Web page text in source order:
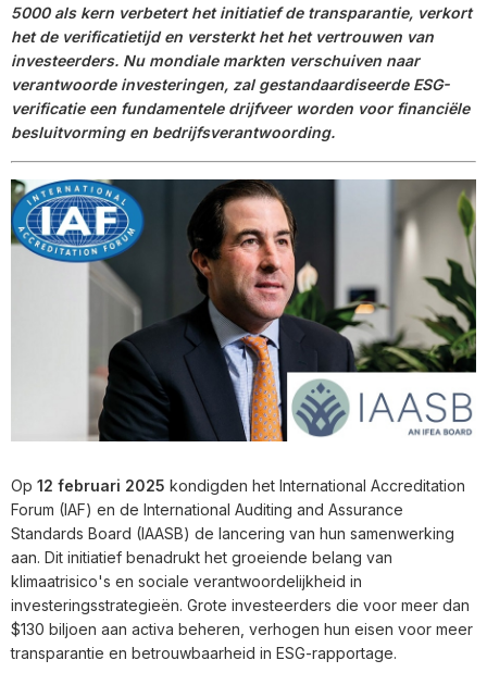
5000 als kern verbetert het initiatief de transparantie, verkort
het de verificatietijd en versterkt het het vertrouwen van
investeerders. Nu mondiale markten verschuiven naar
verantwoorde investeringen, zal gestandaardiseerde ESG-
verificatie een fundamentele drijfveer worden voor financiële
besluitvorming en bedrijfsverantwoording.
Op 12 februari 2025 kondigden het International Accreditation
Forum (IAF) en de International Auditing and Assurance
Standards Board (IAASB) de lancering van hun samenwerking
aan. Dit initiatief benadrukt het groeiende belang van
klimaatrisico's en sociale verantwoordelijkheid in
investeringsstrategieën. Grote investeerders die voor meer dan
$130 biljoen aan activa beheren, verhogen hun eisen voor meer
transparantie en betrouwbaarheid in ESG-rapportage.